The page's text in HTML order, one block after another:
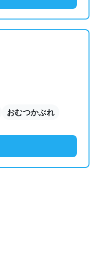
おむつかぶれ